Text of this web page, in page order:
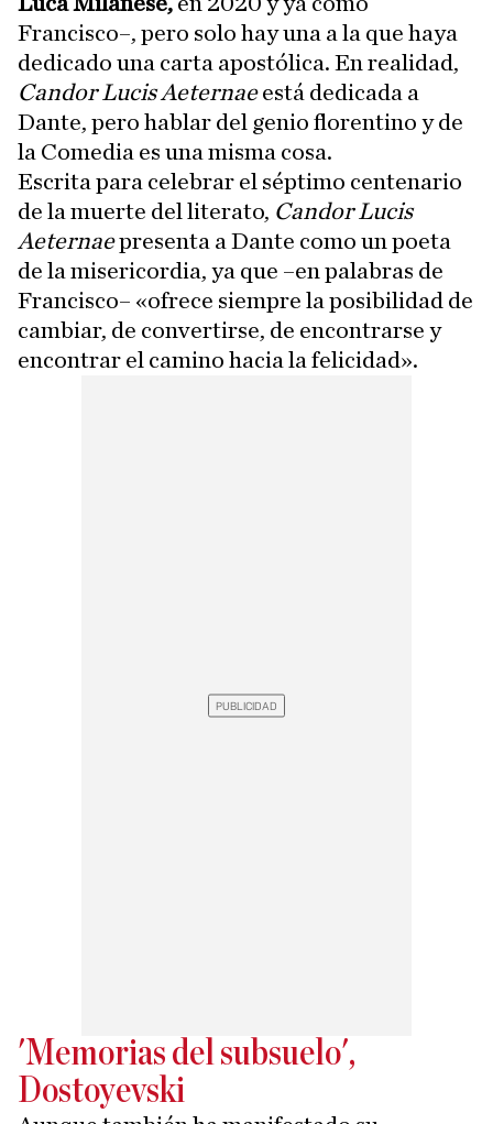
Francisco–, pero solo hay una a la que haya
dedicado una carta apostólica. En realidad,
Candor Lucis Aeternaeestá dedicada a
Dante, pero hablar del genio florentino y de
la Comedia es una misma cosa.
Escrita para celebrar el séptimo centenario
de la muerte del literato, Candor Lucis
Aeternaepresenta a Dante como un poeta
de la misericordia, ya que –en palabras de
Francisco– «ofrece siempre la posibilidad de
cambiar, de convertirse, de encontrarse y
encontrar el camino hacia la felicidad».
'Memorias del subsuelo',
Dostoyevski